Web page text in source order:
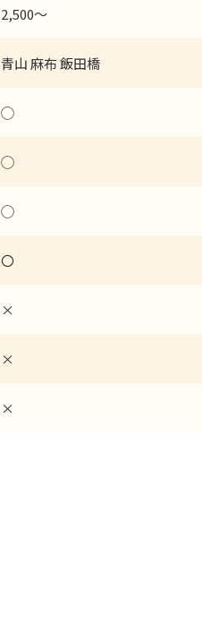
2,500〜
青山 麻布 飯田橋
◯
◯
◯
〇
×
×
×